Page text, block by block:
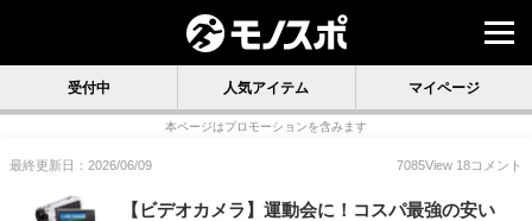
受付中 人気アイテム マイページ
本ページはプロモーションを含みます
最終更新日：2026/06/09 7085View 18コメント
【ビデオカメラ】運動会に！コスパ最強の安い